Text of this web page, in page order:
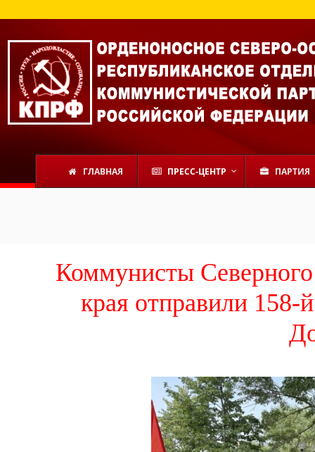
ГЛАВНАЯ ПРЕСС-ЦЕНТР ПАРТИЯ
Коммунисты Северного
края отправили 158-